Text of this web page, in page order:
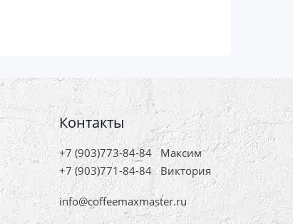
Контакты
+7 (903)773-84-84Максим
+7 (903)771-84-84Виктория
info@coffeemaxmaster.ru